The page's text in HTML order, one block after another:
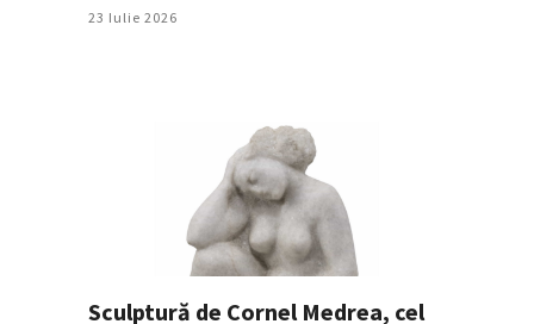
23 Iulie 2026
Sculptură de Cornel Medrea, cel